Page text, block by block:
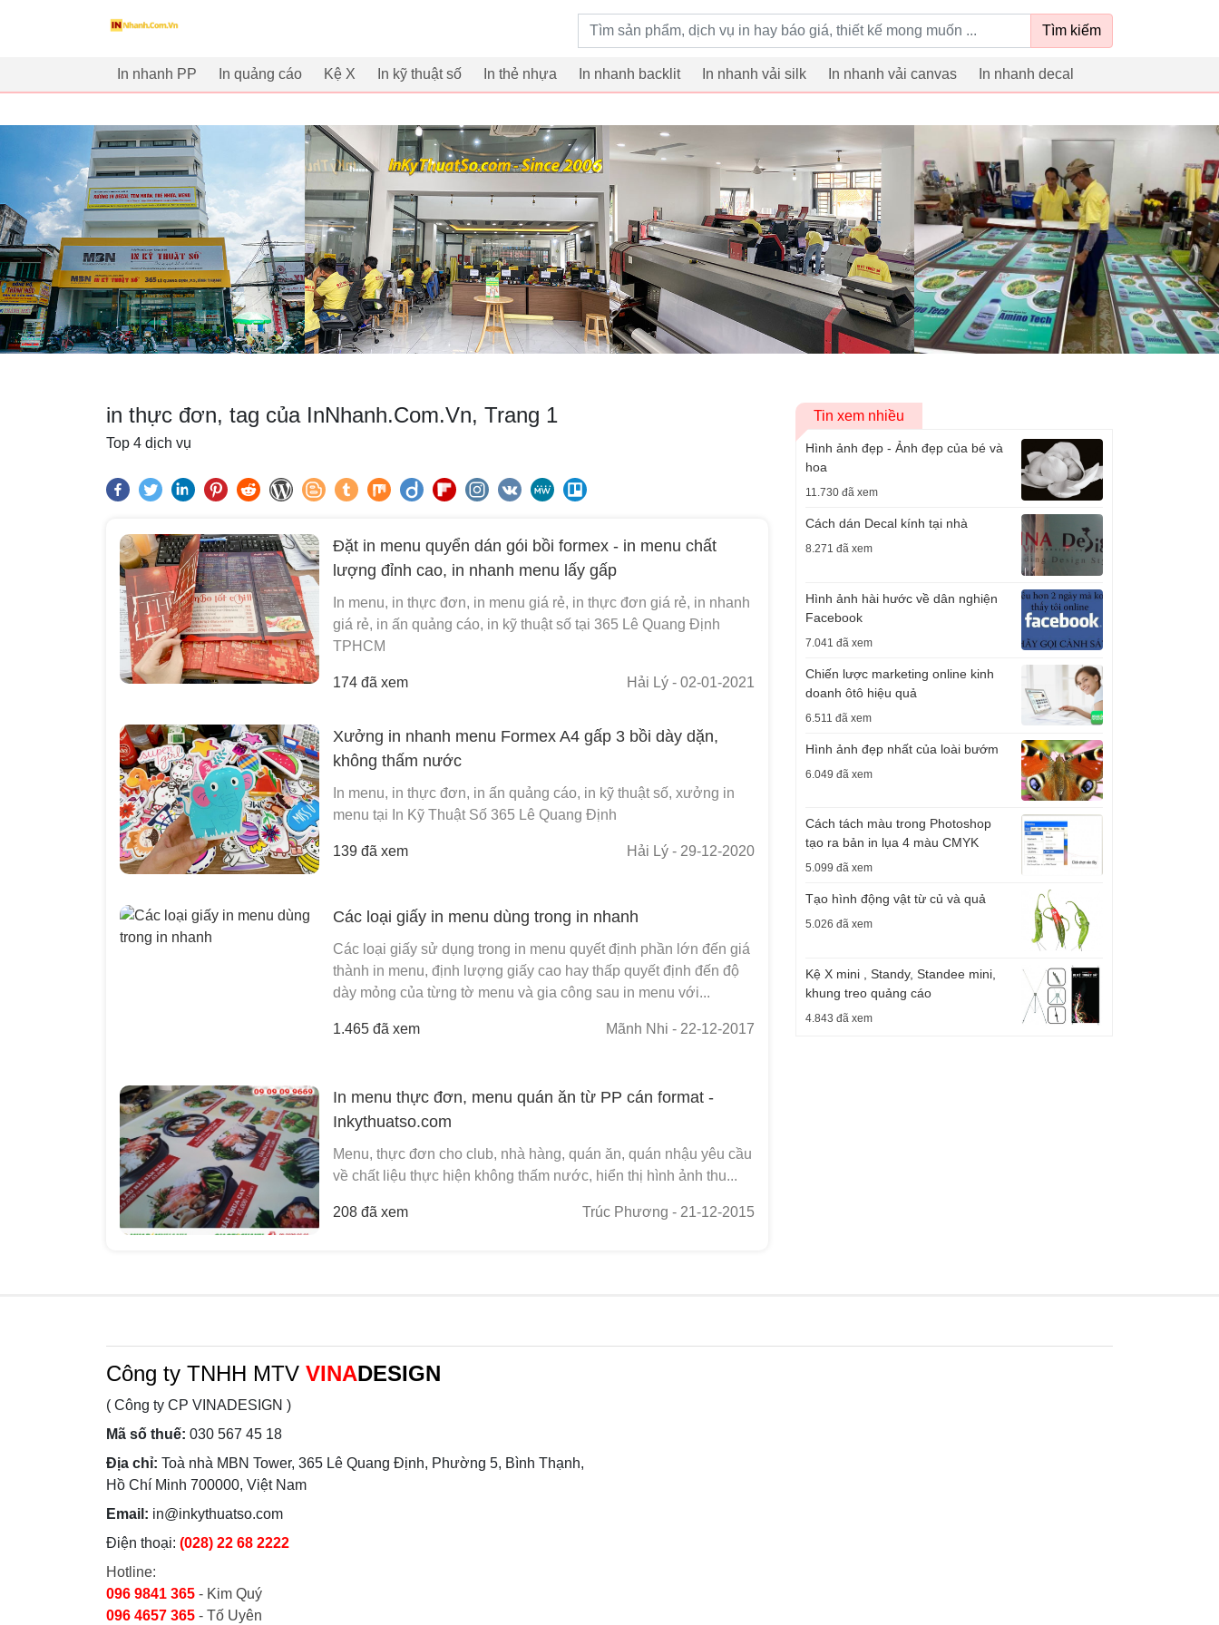
innhanh.com.vn Từ khoá tìm kiếm Tìm kiếm
In nhanh PP In quảng cáo Kệ X In kỹ thuật số In thẻ nhựa In nhanh backlit In nhanh vải silk In nhanh vải canvas In nhanh decal
in thực đơn, tag của InNhanh.Com.Vn, Trang 1
Top 4 dịch vụ
Đặt in menu quyển dán gói bồi formex - in menu chất
lượng đỉnh cao, in nhanh menu lấy gấp
In menu, in thực đơn, in menu giá rẻ, in thực đơn giá rẻ, in nhanh
giá rẻ, in ấn quảng cáo, in kỹ thuật số tại 365 Lê Quang Định
TPHCM
174 đã xem Hải Lý - 02-01-2021
Xưởng in nhanh menu Formex A4 gấp 3 bồi dày dặn,
không thấm nước
In menu, in thực đơn, in ấn quảng cáo, in kỹ thuật số, xưởng in
menu tại In Kỹ Thuật Số 365 Lê Quang Định
139 đã xem Hải Lý - 29-12-2020
Các loại giấy in menu dùng trong in nhanh
Các loại giấy sử dụng trong in menu quyết định phần lớn đến giá
thành in menu, định lượng giấy cao hay thấp quyết định đến độ
dày mỏng của từng tờ menu và gia công sau in menu với...
1.465 đã xem Mãnh Nhi - 22-12-2017
In menu thực đơn, menu quán ăn từ PP cán format -
Inkythuatso.com
Menu, thực đơn cho club, nhà hàng, quán ăn, quán nhậu yêu cầu
về chất liệu thực hiện không thấm nước, hiển thị hình ảnh thu...
208 đã xem Trúc Phương - 21-12-2015
Tin xem nhiều
Hình ảnh đẹp - Ảnh đẹp của bé và
hoa
11.730 đã xem
Cách dán Decal kính tại nhà
8.271 đã xem
Hình ảnh hài hước về dân nghiện
Facebook
7.041 đã xem
Chiến lược marketing online kinh
doanh ôtô hiệu quả
6.511 đã xem
Hình ảnh đẹp nhất của loài bướm
6.049 đã xem
Cách tách màu trong Photoshop
tạo ra bản in lụa 4 màu CMYK
5.099 đã xem
Tạo hình động vật từ củ và quả
5.026 đã xem
Kệ X mini , Standy, Standee mini,
khung treo quảng cáo
4.843 đã xem
Công ty TNHH MTV VINADESIGN
( Công ty CP VINADESIGN )
Mã số thuế: 030 567 45 18
Địa chỉ: Toà nhà MBN Tower, 365 Lê Quang Định, Phường 5, Bình Thạnh,
Hồ Chí Minh 700000, Việt Nam
Email: in@inkythuatso.com
Điện thoại: (028) 22 68 2222
Hotline:
096 9841 365 - Kim Quý
096 4657 365 - Tố Uyên